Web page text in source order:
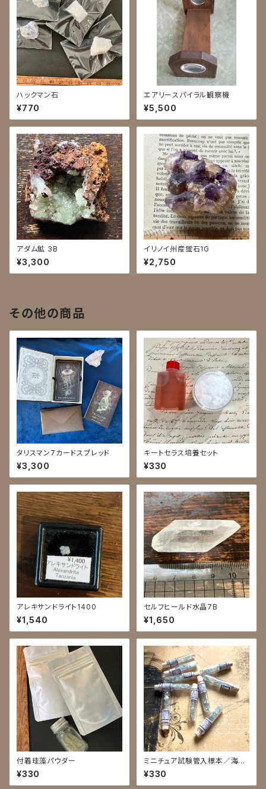
ハックマン石
¥770
エアリースパイラル観察機
¥5,500
アダム鉱 3B
¥3,300
イリノイ州産蛍石1G
¥2,750
その他の商品
タリスマン7カードスプレッド
¥3,300
キートセラス培養セット
¥330
アレキサンドライト1400
¥1,540
セルフヒールド水晶7B
¥1,650
付着珪藻パウダー
¥330
ミニチュア試験管入標本／海色
森色蛍石
¥330